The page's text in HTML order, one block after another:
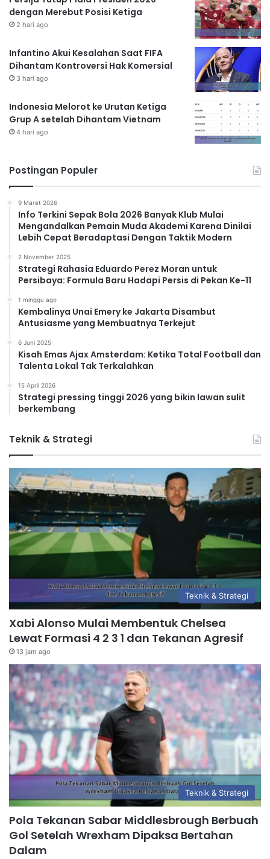
dengan Merebut Posisi Ketiga
2 hari ago
Infantino Akui Kesalahan Saat FIFA
Dihantam Kontroversi Hak Komersial
3 hari ago
Indonesia Melorot ke Urutan Ketiga
Grup A setelah Dihantam Vietnam
4 hari ago
Postingan Populer
9 Maret 2026
Info Terkini Sepak Bola 2026 Banyak Klub Mulai
Mengandalkan Pemain Muda Akademi Karena Dinilai
Lebih Cepat Beradaptasi Dengan Taktik Modern
2 November 2025
Strategi Rahasia Eduardo Perez Moran untuk
Persibaya: Formula Baru Hadapi Persis di Pekan Ke-11
1 minggu ago
Kembalinya Unai Emery ke Jakarta Disambut
Antusiasme yang Membuatnya Terkejut
6 Juni 2025
Kisah Emas Ajax Amsterdam: Ketika Total Football dan
Talenta Lokal Tak Terkalahkan
15 April 2026
Strategi pressing tinggi 2026 yang bikin lawan sulit
berkembang
Teknik & Strategi
Teknik & Strategi
Xabi Alonso Mulai Membentuk Chelsea
Lewat Formasi 4 2 3 1 dan Tekanan Agresif
13 jam ago
Teknik & Strategi
Pola Tekanan Sabar Middlesbrough Berbuah
Gol Setelah Wrexham Dipaksa Bertahan
Dalam